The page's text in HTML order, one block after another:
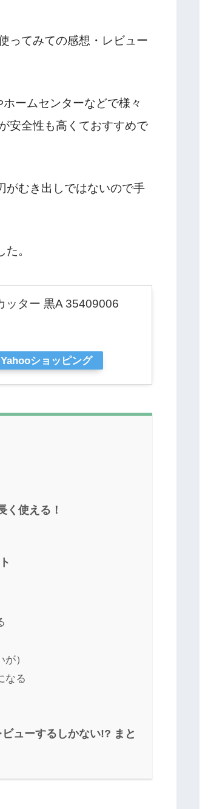
ってみての感想・レビュー
ームセンターなどで様々
安全性も高くておすすめで
がむき出しではないので手
。
ッター 黒A 35409006
Yahooショッピング
く使える！
）
なる
ューするしかない!? まと